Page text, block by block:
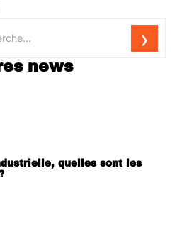
news
quelles sont les